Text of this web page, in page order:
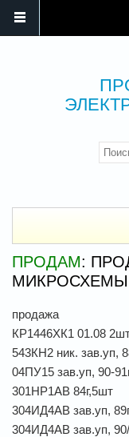
ПРОДАМ:
МИКРОСХЕМЫ
продажа
КР1446ХК1 01.08
543КН2 ник. зав.уп,
04ПУ15 зав.уп, 90-
301НР1АВ 84г,5шт
304ИД4АВ зав.уп,
304ИД4АВ зав.уп,